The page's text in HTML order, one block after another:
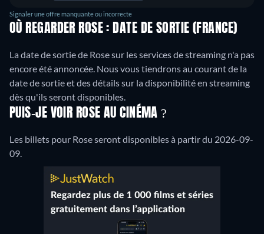
Signaler une offre manquante ou incorrecte
OÙ REGARDER ROSE : DATE DE SORTIE (FRANCE)
La date de sortie de Rose sur les services de streaming n'a pas
encore été annoncée. Nous vous tiendrons au courant de la
date de sortie et des détails sur la disponibilité en streaming
dès qu'ils seront disponibles.
PUIS-JE VOIR ROSE AU CINÉMA ?
Les billets pour Rose seront disponibles à partir du 2026-09-
09.